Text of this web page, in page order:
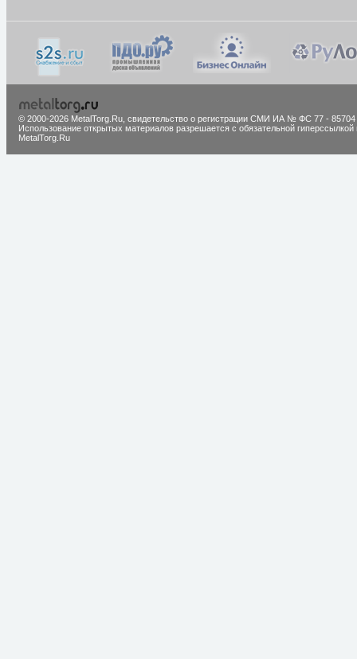
© 2000-2026 MetalTorg.Ru, cвидетельство о регистрации СМИ ИА № ФС 77 - 85704
Использование открытых материалов разрешается с обязательной гиперссылкой
MetalTorg.Ru